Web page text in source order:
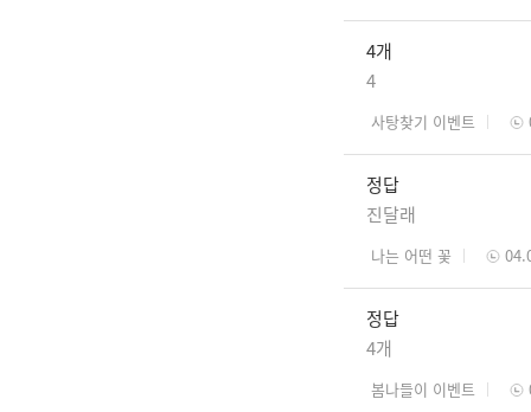
4개
4
사탕찾기 이벤트
정답
진달래
나는 어떤 꽃
정답
4개
봄나들이 이벤트